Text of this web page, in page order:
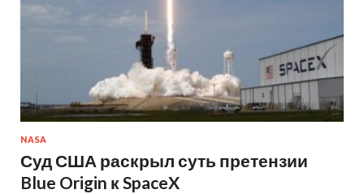
NASA
Суд США раскрыл суть претензии
Blue Origin к SpaceX